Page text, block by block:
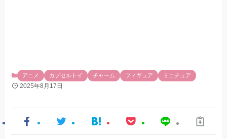
アニメ カプセルトイ チャーム フィギュア ミニチュア
2025年8月17日